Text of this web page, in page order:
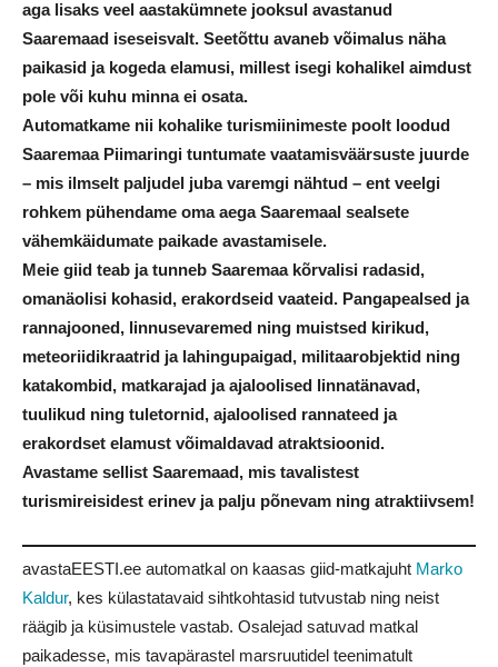
aga lisaks veel aastakümnete jooksul avastanud
Saaremaad iseseisvalt. Seetõttu avaneb võimalus näha
paikasid ja kogeda elamusi, millest isegi kohalikel aimdust
pole või kuhu minna ei osata.
Automatkame nii kohalike turismiinimeste poolt loodud
Saaremaa Piimaringi tuntumate vaatamisväärsuste juurde
– mis ilmselt paljudel juba varemgi nähtud – ent veelgi
rohkem pühendame oma aega Saaremaal sealsete
vähemkäidumate paikade avastamisele.
Meie giid teab ja tunneb Saaremaa kõrvalisi radasid,
omanäolisi kohasid, erakordseid vaateid. Pangapealsed ja
rannajooned, linnusevaremed ning muistsed kirikud,
meteoriidikraatrid ja lahingupaigad, militaarobjektid ning
katakombid, matkarajad ja ajaloolised linnatänavad,
tuulikud ning tuletornid, ajaloolised rannateed ja
erakordset elamust võimaldavad atraktsioonid.
Avastame sellist Saaremaad, mis tavalistest
turismireisidest erinev ja palju põnevam ning atraktiivsem!
avastaEESTI.ee automatkal on kaasas giid-matkajuht Marko
Kaldur, kes külastatavaid sihtkohtasid tutvustab ning neist
räägib ja küsimustele vastab. Osalejad satuvad matkal
paikadesse, mis tavapärastel marsruutidel teenimatult